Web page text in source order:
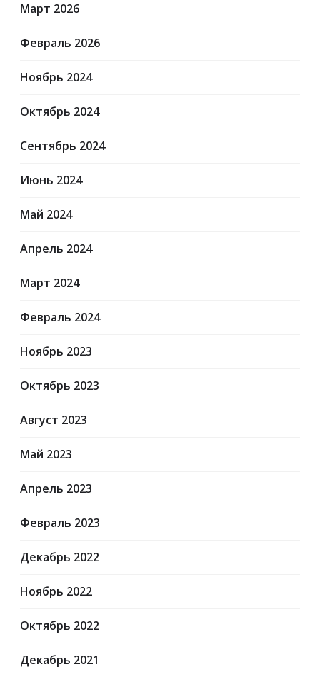
Март 2026
Февраль 2026
Ноябрь 2024
Октябрь 2024
Сентябрь 2024
Июнь 2024
Май 2024
Апрель 2024
Март 2024
Февраль 2024
Ноябрь 2023
Октябрь 2023
Август 2023
Май 2023
Апрель 2023
Февраль 2023
Декабрь 2022
Ноябрь 2022
Октябрь 2022
Декабрь 2021